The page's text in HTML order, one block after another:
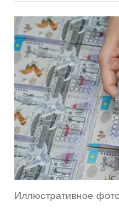
Иллюстративное